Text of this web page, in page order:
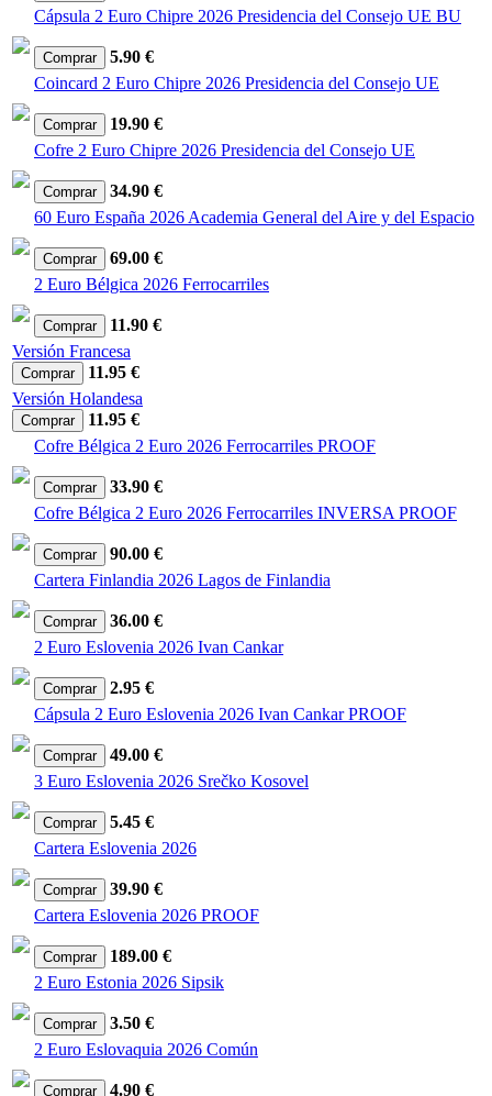
Cápsula 2 Euro Chipre 2026 Presidencia del Consejo UE BU
5.90 €
Coincard 2 Euro Chipre 2026 Presidencia del Consejo UE
19.90 €
Cofre 2 Euro Chipre 2026 Presidencia del Consejo UE
34.90 €
60 Euro España 2026 Academia General del Aire y del Espacio
69.00 €
2 Euro Bélgica 2026 Ferrocarriles
11.90 €
Versión Francesa
11.95 €
Versión Holandesa
11.95 €
Cofre Bélgica 2 Euro 2026 Ferrocarriles PROOF
33.90 €
Cofre Bélgica 2 Euro 2026 Ferrocarriles INVERSA PROOF
90.00 €
Cartera Finlandia 2026 Lagos de Finlandia
36.00 €
2 Euro Eslovenia 2026 Ivan Cankar
2.95 €
Cápsula 2 Euro Eslovenia 2026 Ivan Cankar PROOF
49.00 €
3 Euro Eslovenia 2026 Srečko Kosovel
5.45 €
Cartera Eslovenia 2026
39.90 €
Cartera Eslovenia 2026 PROOF
189.00 €
2 Euro Estonia 2026 Sipsik
3.50 €
2 Euro Eslovaquia 2026 Común
4.90 €